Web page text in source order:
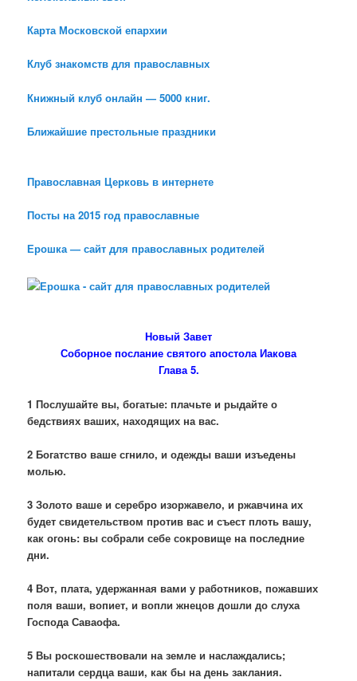
Карта Московской епархии
Клуб знакомств для православных
Книжный клуб онлайн — 5000 книг.
Ближайшие престольные праздники
Православная Церковь в интернете
Посты на 2015 год православные
Ерошка — сайт для православных родителей
Новый Завет
Соборное послание святого апостола Иакова
Глава 5.
1 Послушайте вы, богатые: плачьте и рыдайте о
бедствиях ваших, находящих на вас.
2 Богатство ваше сгнило, и одежды ваши изъедены
молью.
3 Золото ваше и серебро изоржавело, и ржавчина их
будет свидетельством против вас и съест плоть вашу,
как огонь: вы собрали себе сокровище на последние
дни.
4 Вот, плата, удержанная вами у работников, пожавших
поля ваши, вопиет, и вопли жнецов дошли до слуха
Господа Саваофа.
5 Вы роскошествовали на земле и наслаждались;
напитали сердца ваши, как бы на день заклания.